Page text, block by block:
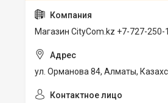
Магазин CityCom.kz +7-727-250-
ул. Орманова 84, Алматы,